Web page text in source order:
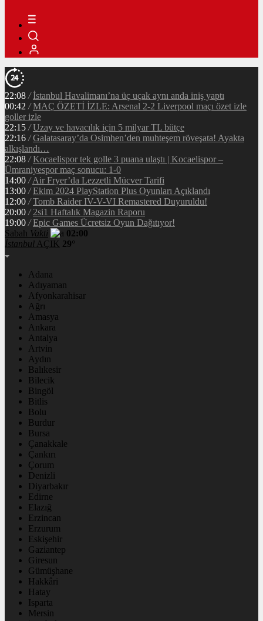
22:08 / İstanbul Havalimanı’na üç uçak aynı anda iniş yaptı
00:42 / MAÇ ÖZETİ İZLE: Arsenal 2-2 Liverpool maçı özet izle
goller izle
22:15 / Uzay ve havacılık için 5 milyar TL bütçe
22:16 / Galatasaray’da Osimhen’den muhteşem röveşata! Ayakta
alkışlandı…
22:08 / Kocaelispor tek golle 3 puana ulaştı | Kocaelispor –
Ümraniyespor maç sonucu: 1-0
14:00 / Air Fryer’da Lezzetli Mücver Tarifi
13:00 / Ekim 2024 PlayStation Plus Oyunları Açıklandı
12:00 / Tomb Raider IV-V-VI Remastered Duyuruldu!
20:00 / 2si1 Haftalık Magazin Raporu
19:00 / Epic Games Ücretsiz Oyun Dağıtıyor!
Sabah Vakti
02:00
İstanbul AÇIK 29°
Adana
Adıyaman
Afyonkarahisar
Ağrı
Amasya
Ankara
Antalya
Artvin
Aydın
Balıkesir
Bilecik
Bingöl
Bitlis
Bolu
Burdur
Bursa
Çanakkale
Çankırı
Çorum
Denizli
Diyarbakır
Edirne
Elazığ
Erzincan
Erzurum
Eskişehir
Gaziantep
Giresun
Gümüşhane
Hakkâri
Hatay
Isparta
Mersin